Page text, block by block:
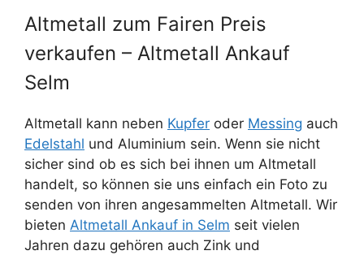
Altmetall zum Fairen Preis
verkaufen – Altmetall Ankauf
Selm
Altmetall kann neben Kupfer oder Messing auch
Edelstahl und Aluminium sein. Wenn sie nicht
sicher sind ob es sich bei ihnen um Altmetall
handelt, so können sie uns einfach ein Foto zu
senden von ihren angesammelten Altmetall. Wir
bieten Altmetall Ankauf in Selm seit vielen
Jahren dazu gehören auch Zink und